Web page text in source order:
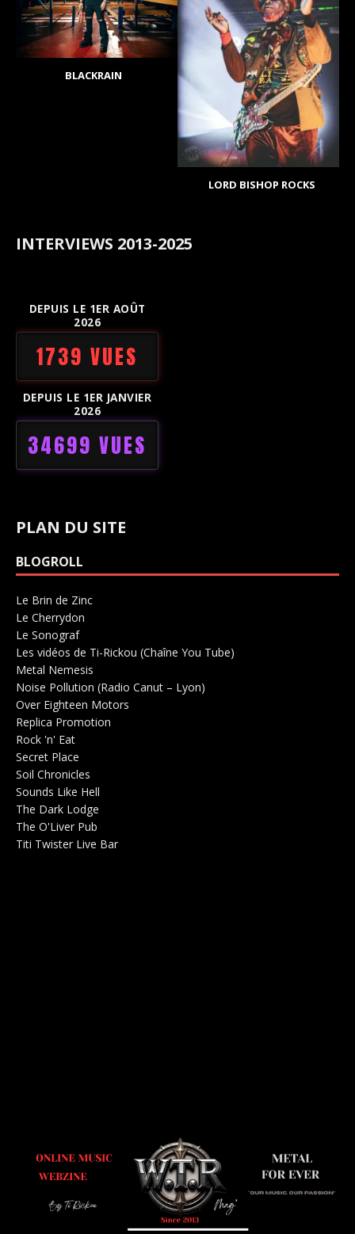
BLACKRAIN
LORD BISHOP ROCKS
INTERVIEWS 2013-2025
DEPUIS LE 1ER AOÛT
2026
1739 VUES
DEPUIS LE 1ER JANVIER
2026
34699 VUES
PLAN DU SITE
BLOGROLL
Le Brin de Zinc
Le Cherrydon
Le SonografSalle de concerts 0
Les vidéos de Ti-Rickou (Chaîne You Tube)
Metal Nemesis
Noise Pollution (Radio Canut – Lyon)
Over Eighteen Motors
Replica Promotion
Rock 'n' Eat
Secret Place
Soil Chronicles
Sounds Like Hell
The Dark Lodge
The O'Liver Pub
Titi Twister Live Bar